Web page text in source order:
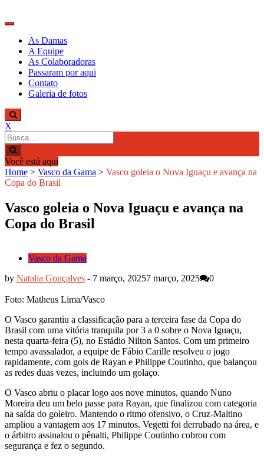
to
Damas do Esporte
Descobrindo talentos femininos para o
meio esportivo
As Damas
A Equipe
As Colaboradoras
Passaram por aqui
Contato
Galeria de fotos
X
Search
for:
Você está aqui
Home > Vasco da Gama > Vasco goleia o Nova Iguaçu e avança na
Copa do Brasil
Vasco goleia o Nova Iguaçu e avança na
Copa do Brasil
Vasco da Gama
by Natalia Gonçalves - 7 março, 20257 março, 2025 0
Foto: Matheus Lima/Vasco
O Vasco garantiu a classificação para a terceira fase da Copa do
Brasil com uma vitória tranquila por 3 a 0 sobre o Nova Iguaçu,
nesta quarta-feira (5), no Estádio Nilton Santos. Com um primeiro
tempo avassalador, a equipe de Fábio Carille resolveu o jogo
rapidamente, com gols de Rayan e Philippe Coutinho, que balançou
as redes duas vezes, incluindo um golaço.
O Vasco abriu o placar logo aos nove minutos, quando Nuno
Moreira deu um belo passe para Rayan, que finalizou com categoria
na saída do goleiro. Mantendo o ritmo ofensivo, o Cruz-Maltino
ampliou a vantagem aos 17 minutos. Vegetti foi derrubado na área, e
o árbitro assinalou o pênalti, Philippe Coutinho cobrou com
segurança e fez o segundo.